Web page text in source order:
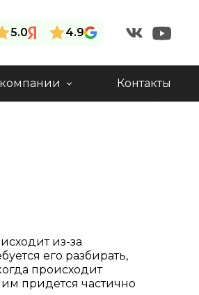
5.0 4.9
Контакты
из-за
его разбирать,
происходит
придется частично